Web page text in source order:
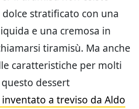
stratificato con una
e una cremosa in
tiramisù. Ma anche
caratteristiche per molti
dessert
a treviso da Aldo